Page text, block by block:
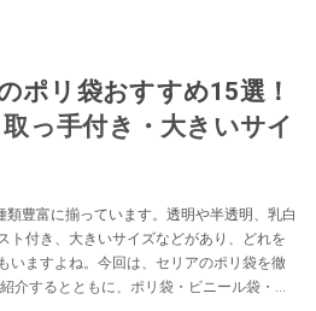
ポリ袋おすすめ15選！
っ手付き・大きいサイ
豊富に揃っています。透明や半透明、乳白
ト付き、大きいサイズなどがあり、どれを
いますよね。今回は、セリアのポリ袋を徹
介するとともに、ポリ袋・ビニール袋・ナ